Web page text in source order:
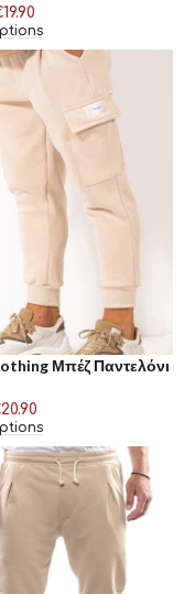
19.90
Μπέζ Παντελόνι
20.90